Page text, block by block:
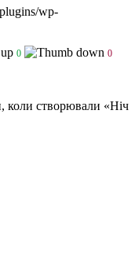
0 0
коли створювали «Ніч